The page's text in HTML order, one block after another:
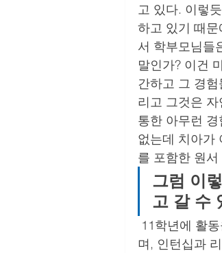
고 있다. 이렇
하고 있기 때
서 학부모님들
말인가? 이건
간하고 그 경
리고 그것은
통한 아무런
없는데 치아가
를 포함한 원
그럼 이
고 갈 수
11학년에 활
며, 인턴십과